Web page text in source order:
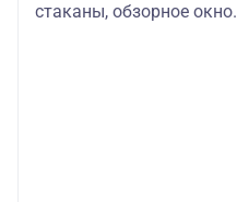
стаканы, обзорное окно.